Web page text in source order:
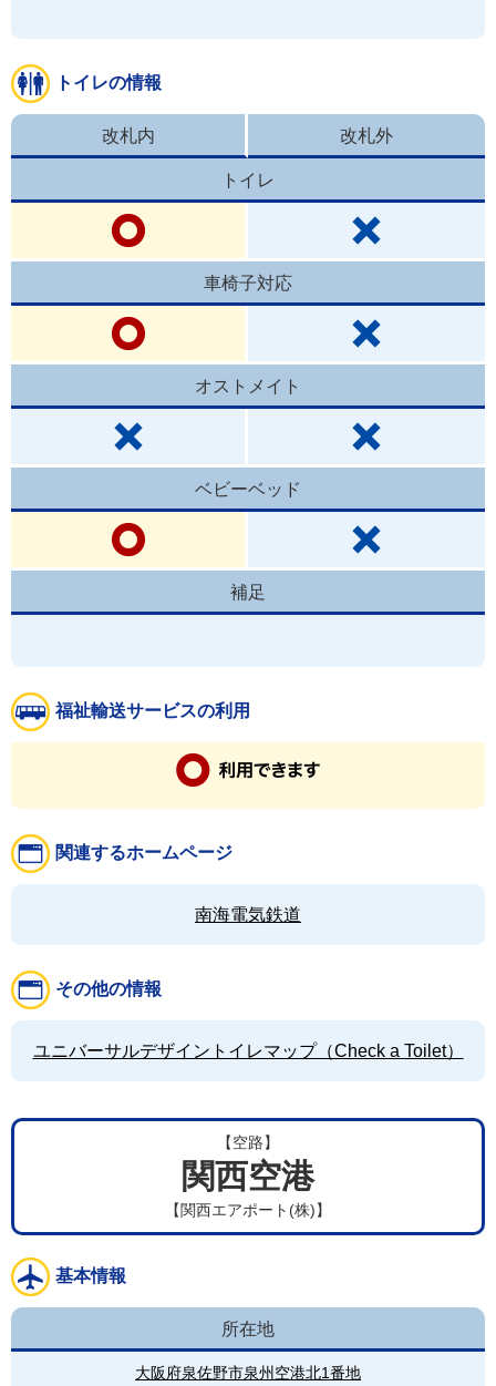
トイレの情報
改札内 改札外
トイレ
車椅子対応
オストメイト
ベビーベッド
補足
福祉輸送サービスの利用
関連するホームページ
南海電気鉄道
その他の情報
ユニバーサルデザイントイレマップ（Check a Toilet）
【空路】
関西空港
【関西エアポート(株)】
基本情報
所在地
大阪府泉佐野市泉州空港北1番地